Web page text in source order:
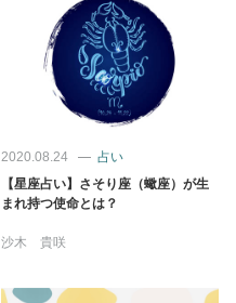
2020.08.24
占い
【星座占い】さそり座（蠍座）が生
まれ持つ使命とは？
沙木 貴咲